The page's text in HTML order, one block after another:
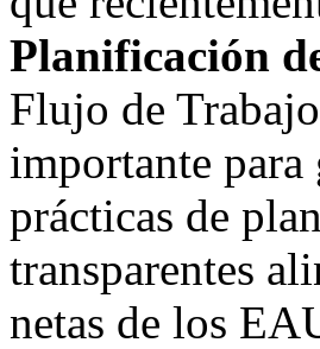
Planificación
Flujo de
importante
prácticas de
transparentes
netas de los